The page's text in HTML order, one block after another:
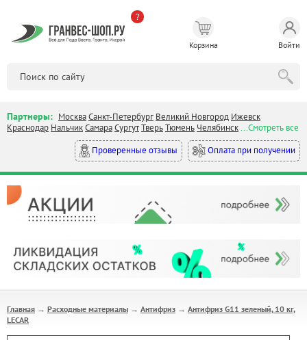
?
Корзина Войти
Партнеры: МоскваСанкт-Петербург Великий Новгород Ижевск
Краснодар НальчикСамараСургутТверьТюмень Челябинск...Смотреть все
Проверенные отзывы
Оплата при получении
Главная → Расходные материалы → Антифриз → Антифриз G11 зеленый, 10 кг,
LECAR